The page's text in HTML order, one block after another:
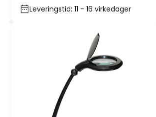
Leveringstid: 11 - 16 virkedager